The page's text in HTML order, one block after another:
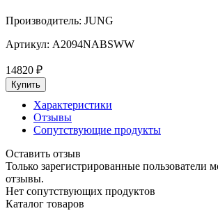
Производитель: JUNG
Артикул: A2094NABSWW
14820 ₽
Характеристики
Отзывы
Сопутствующие продукты
Оставить отзыв
Только зарегистрированные пользователи
отзывы.
Нет сопутствующих продуктов
Каталог товаров